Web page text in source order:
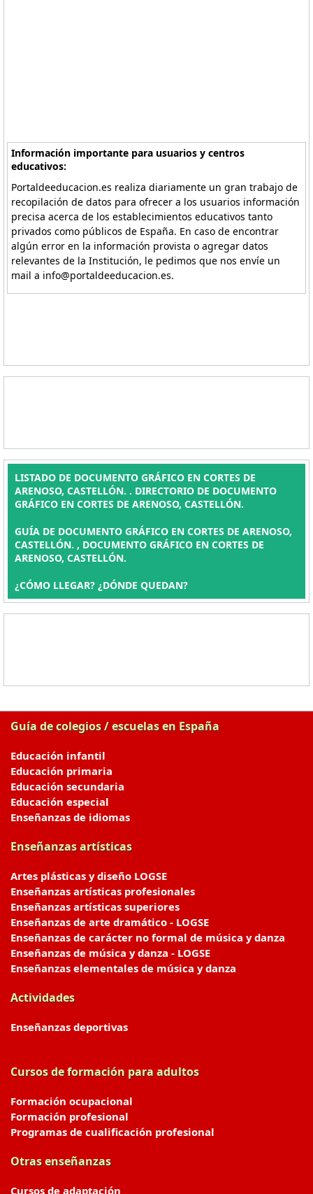
Información importante para usuarios y centros
educativos:
Portaldeeducacion.es realiza diariamente un gran trabajo de
recopilación de datos para ofrecer a los usuarios información
precisa acerca de los establecimientos educativos tanto
privados como públicos de España. En caso de encontrar
algún error en la información provista o agregar datos
relevantes de la Institución, le pedimos que nos envíe un
mail a info@portaldeeducacion.es.
LISTADO DE DOCUMENTO GRÁFICO EN CORTES DE
ARENOSO, CASTELLÓN. . DIRECTORIO DE DOCUMENTO
GRÁFICO EN CORTES DE ARENOSO, CASTELLÓN.
GUÍA DE DOCUMENTO GRÁFICO EN CORTES DE ARENOSO,
CASTELLÓN. , DOCUMENTO GRÁFICO EN CORTES DE
ARENOSO, CASTELLÓN.
¿CÓMO LLEGAR? ¿DÓNDE QUEDAN?
Guía de colegios / escuelas en España
Educación infantil
Educación primaria
Educación secundaria
Educación especial
Enseñanzas de idiomas
Enseñanzas artísticas
Artes plásticas y diseño LOGSE
Enseñanzas artísticas profesionales
Enseñanzas artísticas superiores
Enseñanzas de arte dramático - LOGSE
Enseñanzas de carácter no formal de música y danza
Enseñanzas de música y danza - LOGSE
Enseñanzas elementales de música y danza
Actividades
Enseñanzas deportivas
Cursos de formación para adultos
Formación ocupacional
Formación profesional
Programas de cualificación profesional
Otras enseñanzas
Cursos de adaptación